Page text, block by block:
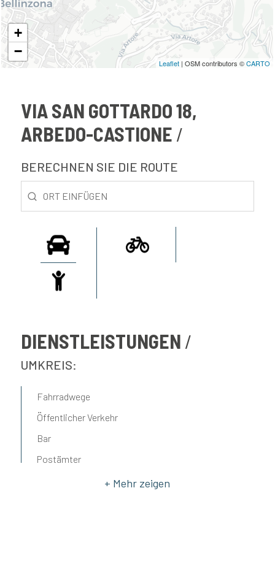
+
−
Leaflet | OSM contributors ©CARTO
VIA SAN GOTTARDO 18,
ARBEDO-CASTIONE
BERECHNEN SIE DIE ROUTE
DIENSTLEISTUNGEN
UMKREIS:
Fahrradwege
Öffentlicher Verkehr
Bar
Postämter